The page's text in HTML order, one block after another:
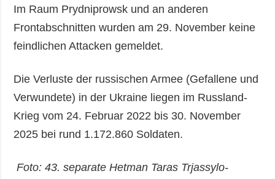
Im Raum Prydniprowsk und an anderen
Frontabschnitten wurden am 29. November keine
feindlichen Attacken gemeldet.
Die Verluste der russischen Armee (Gefallene und
Verwundete) in der Ukraine liegen im Russland-
Krieg vom 24. Februar 2022 bis 30. November
2025 bei rund 1.172.860 Soldaten.
Foto: 43. separate Hetman Taras Trjassylo-